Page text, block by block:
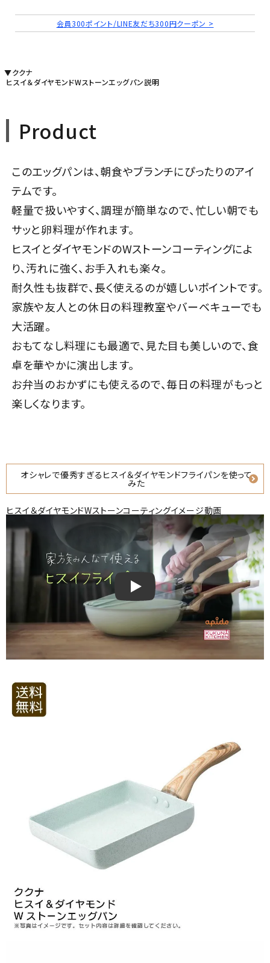
会員300ポイント/LINE友だち300円クーポン >
▼ククナ
ヒスイ＆ダイヤモンドWストーンエッグパン説明
Product
このエッグパンは、朝食やブランチにぴったりのアイ
テムです。
軽量で扱いやすく、調理が簡単なので、忙しい朝でも
サッと卵料理が作れます。
ヒスイとダイヤモンドのWストーンコーティングによ
り、汚れに強く、お手入れも楽々。
耐久性も抜群で、長く使えるのが嬉しいポイントです。
家族や友人との休日の料理教室やバーベキューでも
大活躍。
おもてなし料理にも最適で、見た目も美しいので、食
卓を華やかに演出します。
お弁当のおかずにも使えるので、毎日の料理がもっと
楽しくなります。
オシャレで優秀すぎるヒスイ＆ダイヤモンドフライパンを使って
みた
ヒスイ＆ダイヤモンドWストーンコーティングイメージ動画
ヒスイ＆ダイヤモンドWストーンコー